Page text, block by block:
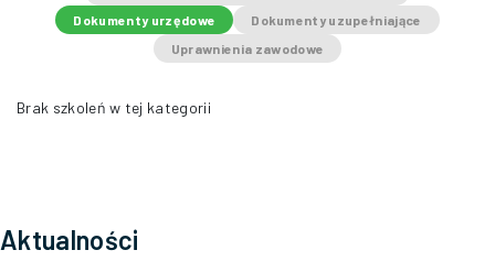
Dokumenty urzędowe
Dokumenty uzupełniające
Uprawnienia zawodowe
Brak szkoleń w tej kategorii
Aktualności